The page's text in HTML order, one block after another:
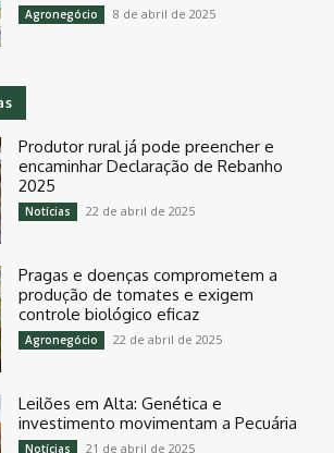
Agronegócio 8 de abril de 2025
Produtor rural já pode preencher e
encaminhar Declaração de Rebanho
2025
Notícias 22 de abril de 2025
Pragas e doenças comprometem a
produção de tomates e exigem
controle biológico eficaz
Agronegócio 22 de abril de 2025
Leilões em Alta: Genética e
investimento movimentam a Pecuária
Notícias 21 de abril de 2025